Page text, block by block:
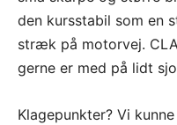
den kursstabil som en
stræk på motorvej.
gerne er med på lidt
Klagepunkter? Vi